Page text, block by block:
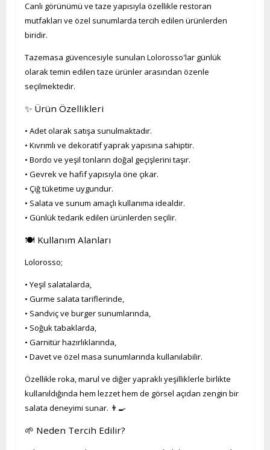
Canlı görünümü ve taze yapısıyla özellikle restoran
mutfakları ve özel sunumlarda tercih edilen ürünlerden
biridir.
Tazemasa güvencesiyle sunulan Lolorosso'lar günlük
olarak temin edilen taze ürünler arasından özenle
seçilmektedir.
✨ Ürün Özellikleri
• Adet olarak satışa sunulmaktadır.
• Kıvrımlı ve dekoratif yaprak yapısına sahiptir.
• Bordo ve yeşil tonların doğal geçişlerini taşır.
• Gevrek ve hafif yapısıyla öne çıkar.
• Çiğ tüketime uygundur.
• Salata ve sunum amaçlı kullanıma idealdir.
• Günlük tedarik edilen ürünlerden seçilir.
🍽️ Kullanım Alanları
Lolorosso;
• Yeşil salatalarda,
• Gurme salata tariflerinde,
• Sandviç ve burger sunumlarında,
• Soğuk tabaklarda,
• Garnitür hazırlıklarında,
• Davet ve özel masa sunumlarında kullanılabilir.
Özellikle roka, marul ve diğer yapraklı yeşilliklerle birlikte
kullanıldığında hem lezzet hem de görsel açıdan zengin bir
salata deneyimi sunar. 👨‍🍳
🌱 Neden Tercih Edilir?